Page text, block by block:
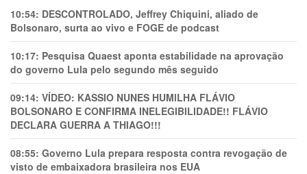
10:54: DESCONTROLADO, Jeffrey Chiquini, aliado de
Bolsonaro, surta ao vivo e FOGE de podcast
10:17: Pesquisa Quaest aponta estabilidade na aprovação
do governo Lula pelo segundo mês seguido
09:14: VÍDEO: KASSIO NUNES HUMlLHA FLÁVIO
BOLSONARO E CONFIRMA INELEGIBILIDADE!! FLÁVIO
DECLARA GUERRA A THIAGO!!!
08:55: Governo Lula prepara resposta contra revogação de
visto de embaixadora brasileira nos EUA